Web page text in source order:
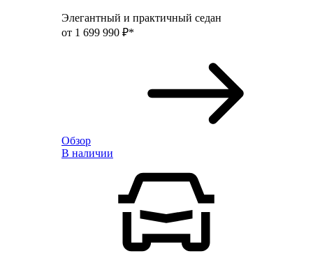
Элегантный и практичный седан
от 1 699 990 ₽*
Обзор
В наличии